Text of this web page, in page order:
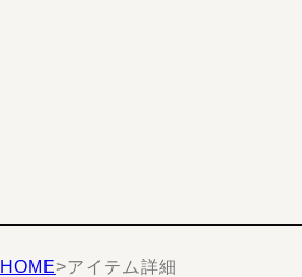
HOME>アイテム詳細